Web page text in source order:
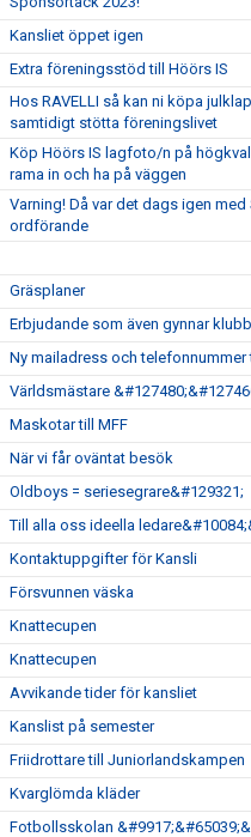
Kansliet öppet igen
Extra föreningsstöd till Höörs IS
Hos RAVELLI så kan ni köpa
samtidigt stötta föreningslivet
Köp Höörs IS lagfoto/n på
rama in och ha på väggen
Varning! Då var det dags igen med
ordförande
Gräsplaner
Erbjudande som även gynnar
Ny mailadress och telefonnummer
Världsmästare
Maskotar till MFF
När vi får oväntat besök
Oldboys = seriesegrare&#129321;
Till alla oss ideella
Kontaktuppgifter för Kansli
Försvunnen väska
Knattecupen
Knattecupen
Avvikande tider för kansliet
Kanslist på semester
Friidrottare till Juniorlandskampen
Kvarglömda kläder
Fotbollsskolan